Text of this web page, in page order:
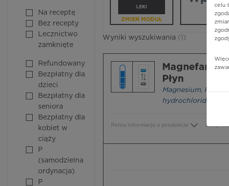
Na receptę
Bez recepty
Lecznictwo
zamknięte
Refundowany
Bezpłatny dla
dzieci
Bezpłatny dla
seniora
Bezpłatny dla
kobiet w
ciąży
P
(samodzielna
ordynacja)
P
LEKI
ZMIEŃ MODUŁ
Wyniki wyszukiwania (1)
Magnefar® B6
Płyn
Magnesium,
hydrochloride
Pełna informacja o produkcie
celu